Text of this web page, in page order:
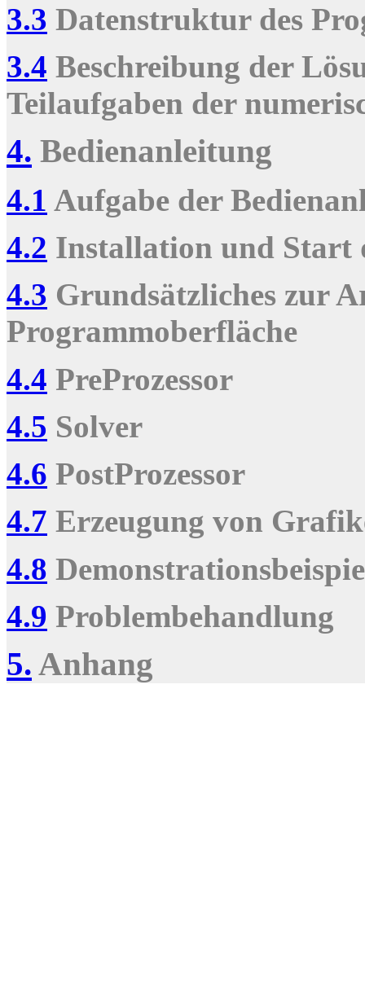
3.3 Datenstruktur des
3.4 Beschreibung der
Teilaufgaben der
4. Bedienanleitung
4.1 Aufgabe der
4.2 Installation und Start
4.3 Grundsätzliches zur
Programmoberfläche
4.4 PreProzessor
4.5 Solver
4.6 PostProzessor
4.7 Erzeugung von
4.8
4.9 Problembehandlung
5. Anhang